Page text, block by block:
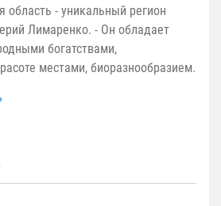
область - уникальный регион
Лимаренко. - Он обладает
богатствами,
местами, биоразнообразием.